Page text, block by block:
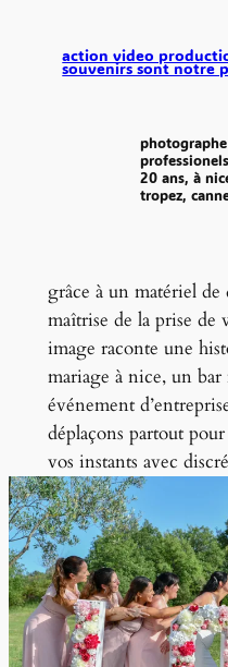
contenu
action video
souvenirs sont notre
20 ans, à
tropez,
grâce à un matériel
maîtrise de la prise de
image raconte une
mariage à nice, un
événement
déplaçons partout
vos instants avec